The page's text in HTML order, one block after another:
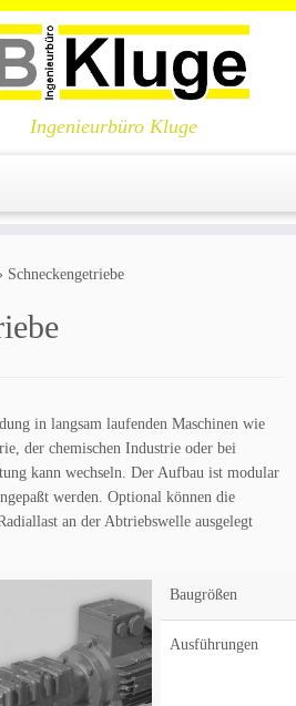
Ingenieurbüro Kluge
Schneckengetriebe
in langsam laufenden Maschinen wie
der chemischen Industrie oder bei
kann wechseln. Der Aufbau ist modular
werden. Optional können die
an der Abtriebswelle ausgelegt
Baugrößen
Ausführungen